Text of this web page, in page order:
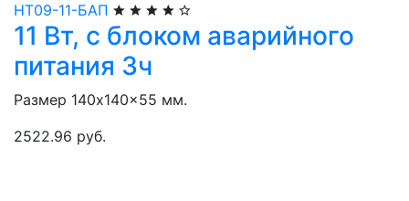
НТ09-11-БАП
11 Вт, с блоком аварийного
питания 3ч
Размер 140x140x55 мм.
2522.96 руб.